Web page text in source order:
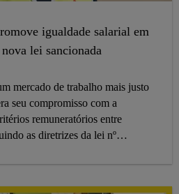
igualdade salarial em
lei sancionada
mercado de trabalho mais justo
seu compromisso com a
remuneratórios entre
as diretrizes da lei nº
um ambiente de trabalho onde